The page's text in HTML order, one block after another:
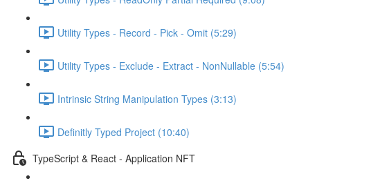
Utility Types - Record - Pick - Omit (5:29)
Utility Types - Exclude - Extract - NonNullable (5:54)
Intrinsic String Manipulation Types (3:13)
Definitly Typed Project (10:40)
TypeScript & React - Application NFT